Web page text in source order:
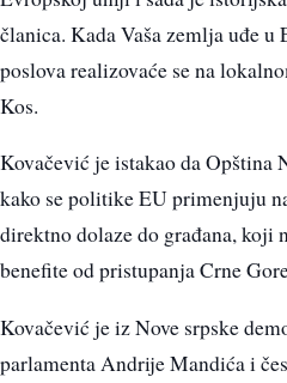
članica. Kada Vaša zemlja uđe
poslova realizovaće se na
Kos.
Kovačević je istakao da Opština
kako se politike EU primenjuju
direktno dolaze do građana, koji
benefite od pristupanja Crne
Kovačević je iz Nove srpske
parlamenta Andrije Mandića i